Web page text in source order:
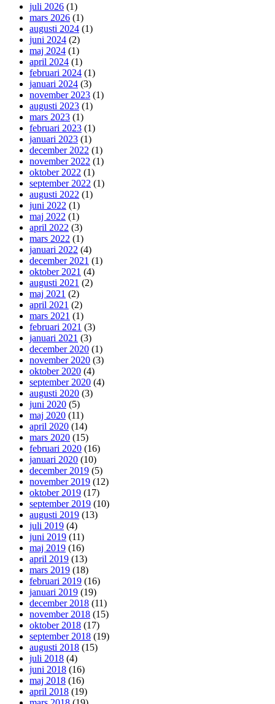
juli 2026 (1)
mars 2026 (1)
augusti 2024 (1)
juni 2024 (2)
maj 2024 (1)
april 2024 (1)
februari 2024 (1)
januari 2024 (3)
november 2023 (1)
augusti 2023 (1)
mars 2023 (1)
februari 2023 (1)
januari 2023 (1)
december 2022 (1)
november 2022 (1)
oktober 2022 (1)
september 2022 (1)
augusti 2022 (1)
juni 2022 (1)
maj 2022 (1)
april 2022 (3)
mars 2022 (1)
januari 2022 (4)
december 2021 (1)
oktober 2021 (4)
augusti 2021 (2)
maj 2021 (2)
april 2021 (2)
mars 2021 (1)
februari 2021 (3)
januari 2021 (3)
december 2020 (1)
november 2020 (3)
oktober 2020 (4)
september 2020 (4)
augusti 2020 (3)
juni 2020 (5)
maj 2020 (11)
april 2020 (14)
mars 2020 (15)
februari 2020 (16)
januari 2020 (10)
december 2019 (5)
november 2019 (12)
oktober 2019 (17)
september 2019 (10)
augusti 2019 (13)
juli 2019 (4)
juni 2019 (11)
maj 2019 (16)
april 2019 (13)
mars 2019 (18)
februari 2019 (16)
januari 2019 (19)
december 2018 (11)
november 2018 (15)
oktober 2018 (17)
september 2018 (19)
augusti 2018 (15)
juli 2018 (4)
juni 2018 (16)
maj 2018 (16)
april 2018 (19)